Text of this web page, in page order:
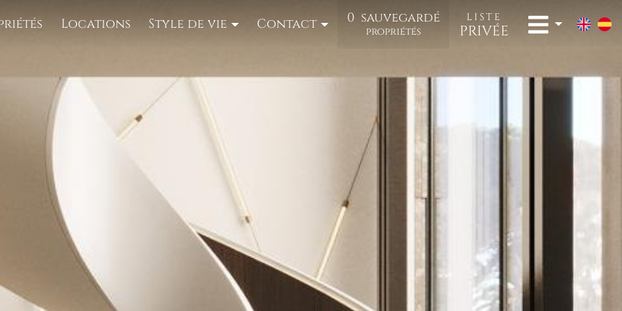
Locations Style de vie Contact 0 sauvegardé
propriétés
LISTE
PRIVÉE